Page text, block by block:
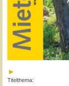
Titelthema: